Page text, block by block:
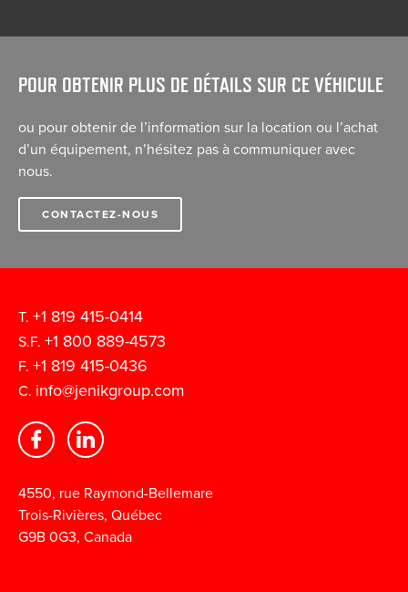
POUR OBTENIR PLUS DE DÉTAILS SUR CE VÉHICULE
ou pour obtenir de l’information sur la location ou l’achat
d’un équipement, n’hésitez pas à communiquer avec
nous.
CONTACTEZ-NOUS
T. +1 819 415-0414
S.F. +1 800 889-4573
F. +1 819 415-0436
C. info@jenikgroup.com
4550, rue Raymond-Bellemare
Trois-Rivières, Québec
G9B 0G3, Canada